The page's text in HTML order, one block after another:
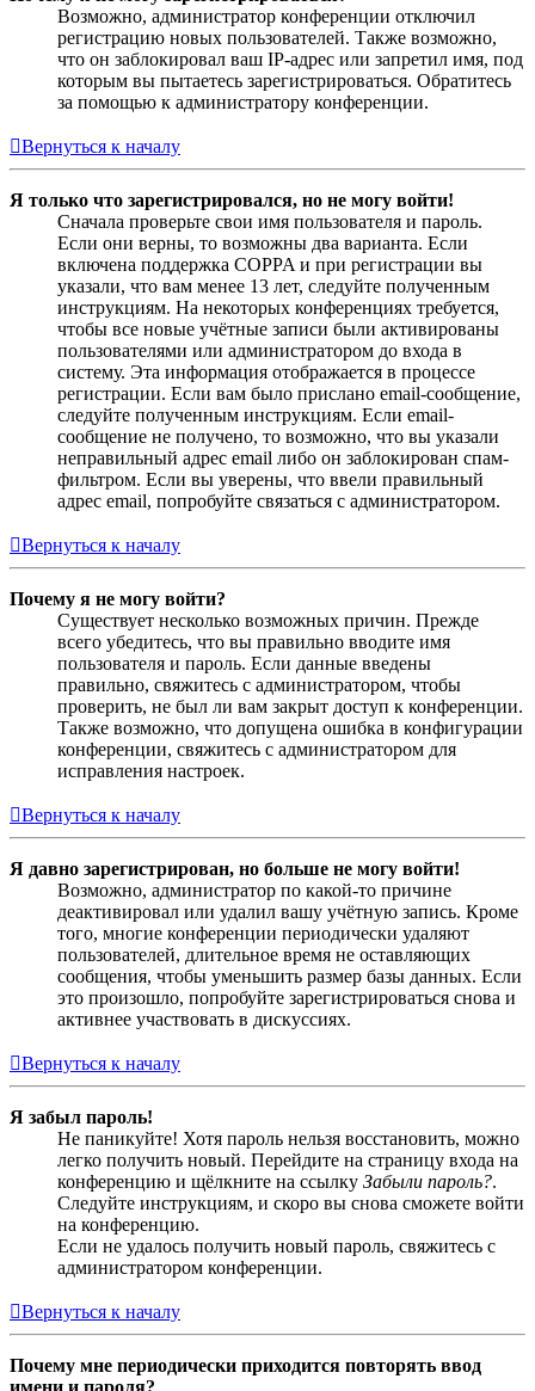
Возможно, администратор конференции отключил
регистрацию новых пользователей. Также возможно,
что он заблокировал ваш IP-адрес или запретил имя, под
которым вы пытаетесь зарегистрироваться. Обратитесь
за помощью к администратору конференции.
Вернуться к началу
Я только что зарегистрировался, но не могу войти!
Сначала проверьте свои имя пользователя и пароль.
Если они верны, то возможны два варианта. Если
включена поддержка COPPA и при регистрации вы
указали, что вам менее 13 лет, следуйте полученным
инструкциям. На некоторых конференциях требуется,
чтобы все новые учётные записи были активированы
пользователями или администратором до входа в
систему. Эта информация отображается в процессе
регистрации. Если вам было прислано email-сообщение,
следуйте полученным инструкциям. Если email-
сообщение не получено, то возможно, что вы указали
неправильный адрес email либо он заблокирован спам-
фильтром. Если вы уверены, что ввели правильный
адрес email, попробуйте связаться с администратором.
Вернуться к началу
Почему я не могу войти?
Существует несколько возможных причин. Прежде
всего убедитесь, что вы правильно вводите имя
пользователя и пароль. Если данные введены
правильно, свяжитесь с администратором, чтобы
проверить, не был ли вам закрыт доступ к конференции.
Также возможно, что допущена ошибка в конфигурации
конференции, свяжитесь с администратором для
исправления настроек.
Вернуться к началу
Я давно зарегистрирован, но больше не могу войти!
Возможно, администратор по какой-то причине
деактивировал или удалил вашу учётную запись. Кроме
того, многие конференции периодически удаляют
пользователей, длительное время не оставляющих
сообщения, чтобы уменьшить размер базы данных. Если
это произошло, попробуйте зарегистрироваться снова и
активнее участвовать в дискуссиях.
Вернуться к началу
Я забыл пароль!
Не паникуйте! Хотя пароль нельзя восстановить, можно
легко получить новый. Перейдите на страницу входа на
конференцию и щёлкните на ссылку Забыли пароль?.
Следуйте инструкциям, и скоро вы снова сможете войти
на конференцию.
Если не удалось получить новый пароль, свяжитесь с
администратором конференции.
Вернуться к началу
Почему мне периодически приходится повторять ввод
имени и пароля?